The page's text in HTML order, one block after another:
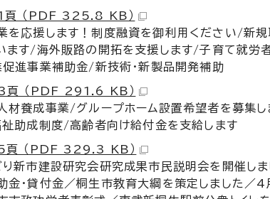
頁 （PDF 325.8 KB）
を応援します！制度融資を御利用ください/新
ます/海外販路の開拓を支援します/子育て就労
促進事業補助金/新技術・新製品開発補助
頁 （PDF 291.6 KB）
材養成事業/グループホーム設置希望者を募集
助成制度/高齢者向け給付金を支給します
頁 （PDF 329.3 KB）
り新市建設研究会研究成果市民説明会を開催し
金・貸付金／桐生市教育大綱を策定しました／